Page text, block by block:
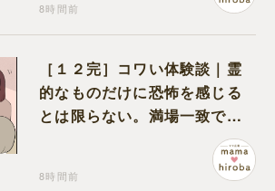
8時間前
［１２完］コワい体験談｜霊
的なものだけに恐怖を感じる
とは限らない。満場一致でコ
ワいと認定された意外な体験
8時間前